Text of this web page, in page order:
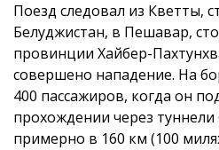
Поезд следовал из Кветты,
Белуджистан, в Пешавар,
провинции Хайбер-
совершено нападение. На
400 пассажиров, когда он
прохождении через туннели
примерно в 160 км (100